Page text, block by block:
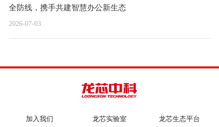
全防线，携手共建智慧办公新生态
2026-07-03
加入我们 龙芯实验室 龙芯生态平台